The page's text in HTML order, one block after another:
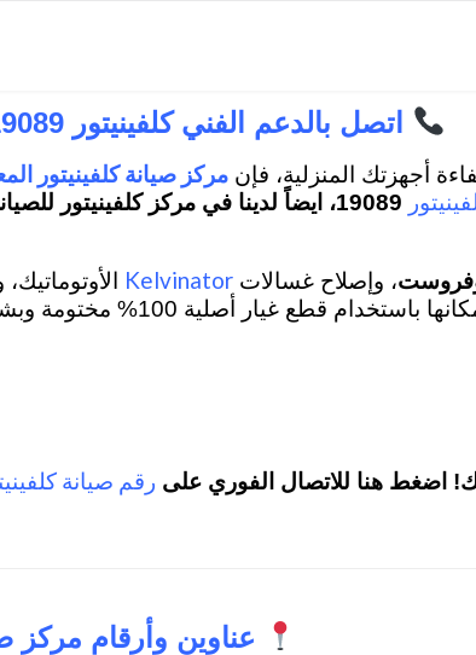
اتصل بالدعم الفني كلفينيتور 19089| بلاغات أعطال Kelvinator بمصر
أجهزتك المنزلية، فإن مركز صيانة كلفينيتور
، وإصلاح غسالات Kelvinator
مختومة وبشهادة ضمان ممتدة لضمان راحة بالك. اتصل على
اضغط هنا للاتصال الفوري على رقم صيانة كلفينيتور
عناوين وأرقام مركز